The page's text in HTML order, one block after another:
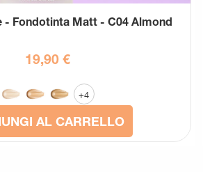
- Fondotinta Matt - C04 Almond
19,90 €
+4
AL CARRELLO